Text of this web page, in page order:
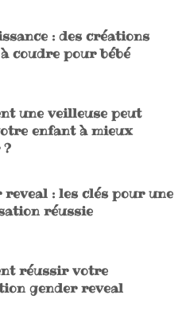
: des créations
coudre pour bébé
une veilleuse peut
enfant à mieux
reveal : les clés pour une
réussie
réussir votre
gender reveal